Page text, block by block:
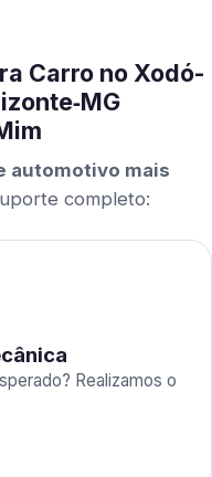
Carro no Xodó-
automotivo mais
completo:
Realizamos o